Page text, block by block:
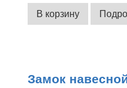
В корзину
Замок